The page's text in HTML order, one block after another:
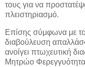
τους για να
πλειστηριασμό.
Επίσης σύμφωνα με
διαβούλευση
ανοίγει πτωχευτική
Μητρώο